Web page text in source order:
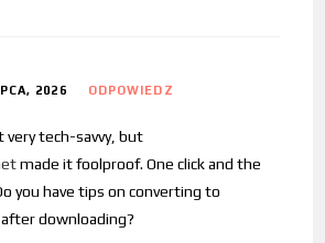
2026 ODPOWIEDZ
very tech-savvy, but
made it foolproof. One click and the
you have tips on converting to
downloading?